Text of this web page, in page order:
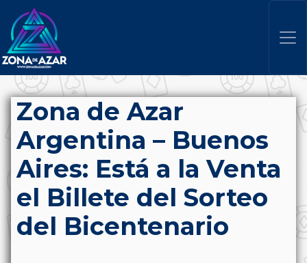
Zona de Azar
Argentina – Buenos
Aires: Está a la Venta
el Billete del Sorteo
del Bicentenario